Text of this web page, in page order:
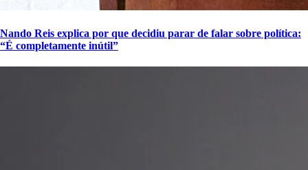
Nando Reis explica por que decidiu parar de falar sobre política:
“É completamente inútil”